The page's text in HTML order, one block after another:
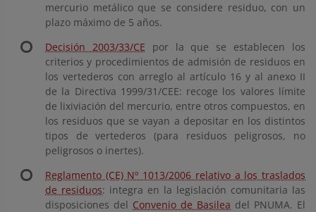
mercurio metálico que se considere residuo, con un
plazo máximo de 5 años.
Decisión 2003/33/CE por la que se establecen los
criterios y procedimientos de admisión de residuos en
los vertederos con arreglo al artículo 16 y al anexo II
de la Directiva 1999/31/CEE: recoge los valores límite
de lixiviación del mercurio, entre otros compuestos, en
los residuos que se vayan a depositar en los distintos
tipos de vertederos (para residuos peligrosos, no
peligrosos o inertes).
Reglamento (CE) Nº 1013/2006 relativo a los traslados
de residuos: integra en la legislación comunitaria las
disposiciones del Convenio de Basilea del PNUMA. El